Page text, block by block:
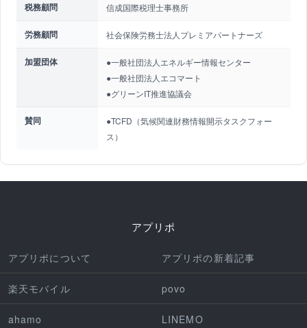
税務顧問 信成国際税理士事務所
労務顧問 社会保険労務士法人プレミアパートナーズ
加盟団体
●一般社団法人エネルギー情報センター
●一般社団法人エコマート
●グリーンIT推進協議会
賛同
●TCFD（気候関連財務情報開示タスクフォー
ス）
アプリポ
アプリポについて アプリポの新着記事
楽天モバイル povo
ahamo LINEMO